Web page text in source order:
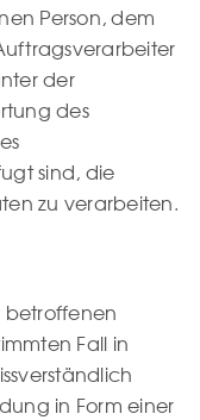
Person, dem
der
des
sind, die
zu verarbeiten.
betroffenen
Fall in
in Form einer